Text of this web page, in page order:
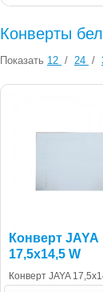
Конверты
Показать 12 / 24 /
Конверт JAYA
17,5х14,5 W
Конверт JAYA